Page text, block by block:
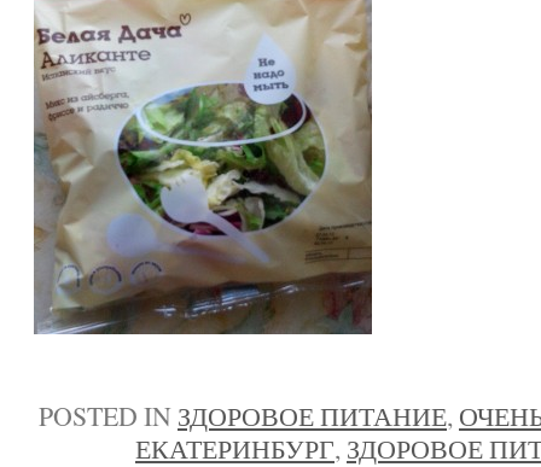
POSTED IN ЗДОРОВОЕ ПИТАНИЕ,
ЕКАТЕРИНБУРГ, ЗДОРОВОЕ